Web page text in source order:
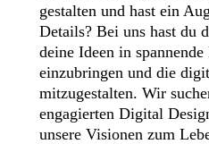
gestalten und hast ein
Details? Bei uns hast du
deine Ideen in
einzubringen und die
mitzugestalten. Wir
engagierten Digital
unsere Visionen zum